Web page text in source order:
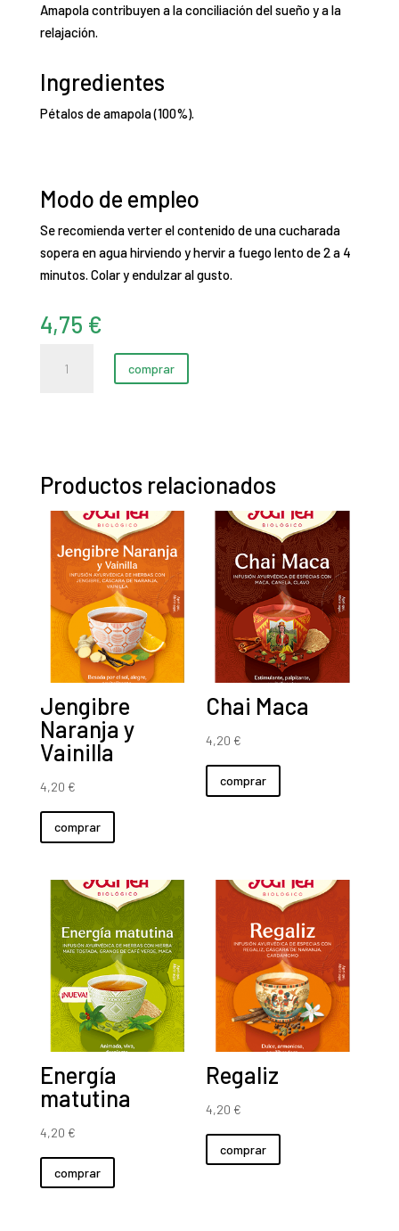
Amapola contribuyen a la conciliación del sueño y a la
relajación.
Ingredientes
Pétalos de amapola (100%).
Modo de empleo
Se recomienda verter el contenido de una cucharada
sopera en agua hirviendo y hervir a fuego lento de 2 a 4
minutos. Colar y endulzar al gusto.
4,75 €
(Papaver
comprar
Productos relacionados
Jengibre
Naranja y
Vainilla
4,20 €
comprar
Chai Maca
4,20 €
comprar
Energía
matutina
4,20 €
comprar
Regaliz
4,20 €
comprar